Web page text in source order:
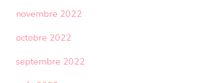
novembre 2022
octobre 2022
septembre 2022